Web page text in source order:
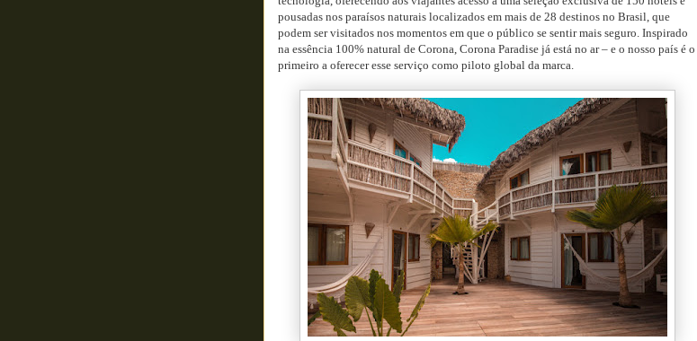
pousadas nos paraísos naturais localizados em mais de 28 destinos no Brasil, que
podem ser visitados nos momentos em que o público se sentir mais seguro. Inspirado
na essência 100% natural de Corona, Corona Paradise já está no ar – e o nosso país é o
primeiro a oferecer esse serviço como piloto global da marca.